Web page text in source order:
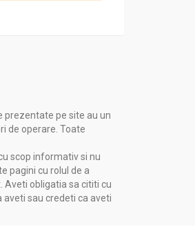
prezentate pe site au un
de operare. Toate
scop informativ si nu
pagini cu rolul de a
Aveti obligatia sa cititi cu
sau credeti ca aveti